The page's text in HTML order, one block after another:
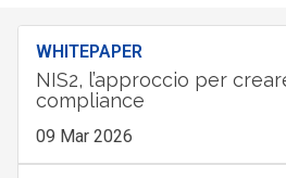
WHITEPAPER
NIS2, l’approccio per
compliance
09 Mar 2026